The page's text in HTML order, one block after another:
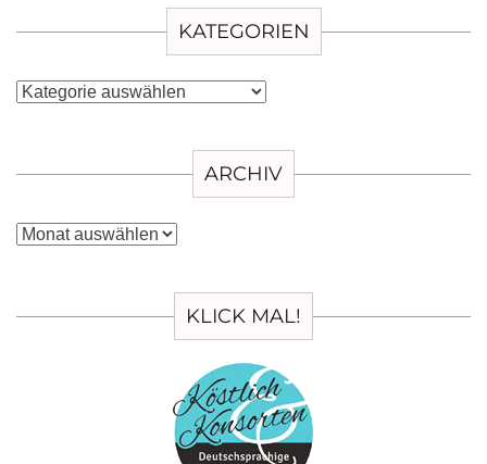
KATEGORIEN
Kategorien
ARCHIV
Archiv
KLICK MAL!